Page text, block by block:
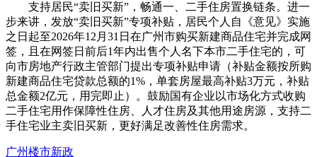
支持居民“卖旧买新”，畅通一、二手住房置换链条。进一
步来讲，发放“卖旧买新”专项补贴，居民个人自《意见》实施
之日起至2026年12月31日在广州市购买新建商品住宅并完成网
签，且在网签日前后1年内出售个人名下本市二手住宅的，可
向市房地产行政主管部门提出专项补贴申请（补贴金额按所购
新建商品住宅贷款总额的1%，单套房屋最高补贴3万元，补贴
总金额2亿元，用完即止）。鼓励国有企业以市场化方式收购
二手住宅用作保障性住房、人才住房及其他用途房源，支持二
手住宅业主卖旧买新，更好满足改善性住房需求。
广州楼市新政